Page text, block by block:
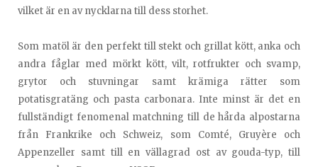
vilket är en av nycklarna till dess storhet.
Som matöl är den perfekt till stekt och grillat kött, anka och
andra fåglar med mörkt kött, vilt, rotfrukter och svamp,
grytor och stuvningar samt krämiga rätter som
potatisgratäng och pasta carbonara. Inte minst är det en
fullständigt fenomenal matchning till de hårda alpostarna
från Frankrike och Schweiz, som Comté, Gruyère och
Appenzeller samt till en vällagrad ost av gouda-typ, till